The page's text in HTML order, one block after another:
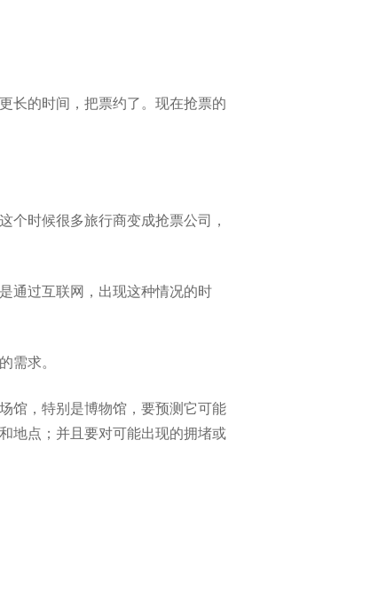
长的时间，把票约了。现在抢票的
个时候很多旅行商变成抢票公司，
通过互联网，出现这种情况的时
需求。
馆，特别是博物馆，要预测它可能
地点；并且要对可能出现的拥堵或